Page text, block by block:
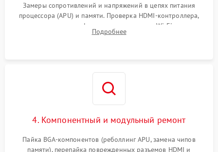
Замеры сопротивлений и напряжений в цепях питания
процессора (APU) и памяти. Проверка HDMI-контроллера,
микросхем флеш-памяти и модуля Wi-Fi
Подробнее
4. Компонентный и модульный ремонт
Пайка BGA-компонентов (реболлинг APU, замена чипов
памяти), перепайка поврежденных разъемов HDMI и